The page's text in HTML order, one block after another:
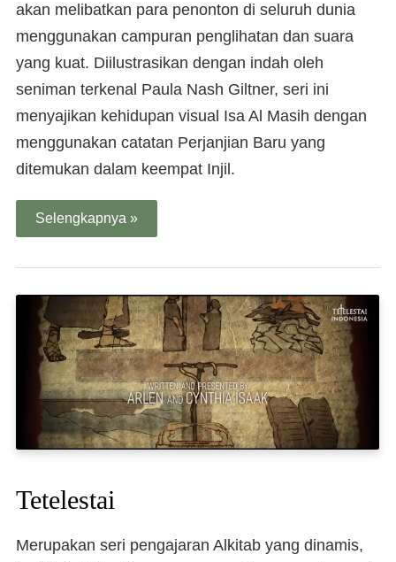
akan melibatkan para penonton di seluruh dunia
menggunakan campuran penglihatan dan suara
yang kuat. Diilustrasikan dengan indah oleh
seniman terkenal Paula Nash Giltner, seri ini
menyajikan kehidupan visual Isa Al Masih dengan
menggunakan catatan Perjanjian Baru yang
ditemukan dalam keempat Injil.
Selengkapnya »
Tetelestai
Merupakan seri pengajaran Alkitab yang dinamis,